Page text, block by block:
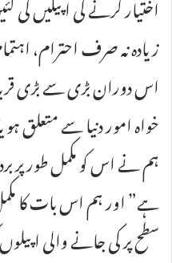
زیادہ نہ صرف احترام،
اس دوران بڑی سے بڑی
خواہ امور دنیا سے متعلق
ہم نے اس کو مکمل طور پر
ہے” اور ہم اس بات کا
سطح پر کی جانے والی